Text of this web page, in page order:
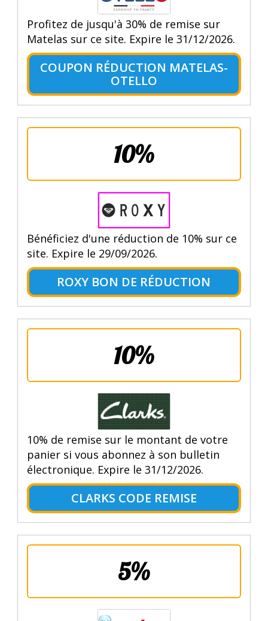
Profitez de jusqu'à 30% de remise sur
Matelas sur ce site. Expire le 31/12/2026.
COUPON RÉDUCTION MATELAS-
OTELLO
10%
Bénéficiez d'une réduction de 10% sur ce
site. Expire le 29/09/2026.
ROXY BON DE RÉDUCTION
10%
10% de remise sur le montant de votre
panier si vous abonnez à son bulletin
électronique. Expire le 31/12/2026.
CLARKS CODE REMISE
5%